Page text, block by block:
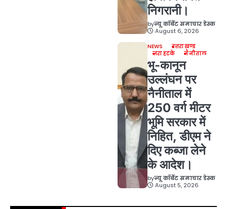
निगरानी।
byन्यू कॉर्बेट समाचार डेस्क
August 6, 2026
NEWS
उत्तराखण्ड
ज़रा हटके
नैनीताल
भू-कानून
उल्लंघन पर
नैनीताल में
250 वर्ग मीटर
भूमि सरकार में
निहित, डीएम ने
दिए कब्जा लेने
के आदेश।
byन्यू कॉर्बेट समाचार डेस्क
August 5, 2026